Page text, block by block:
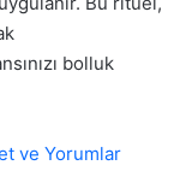
bolluk
ve Yorumlar